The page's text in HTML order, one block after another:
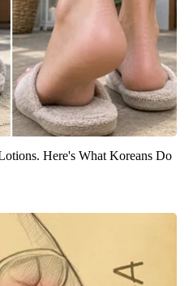
Here's What Koreans Do